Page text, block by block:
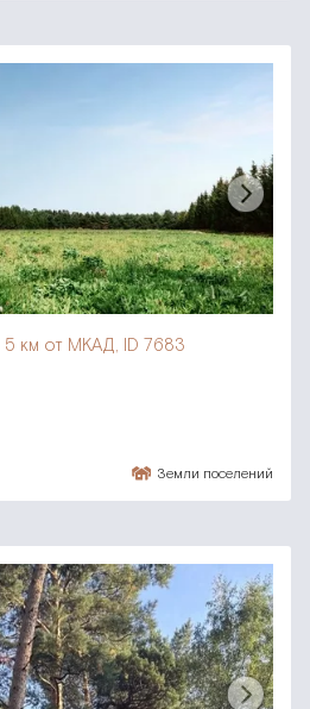
5 км от МКАД, ID 7683
Земли поселений